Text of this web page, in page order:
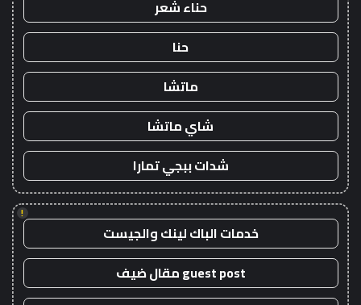
حناء شعر
حنا
ماتشا
شاي ماتشا
شدات ببجي تمارا
!
خدمات الباك لينك والجيست
guest post مقال ضيف